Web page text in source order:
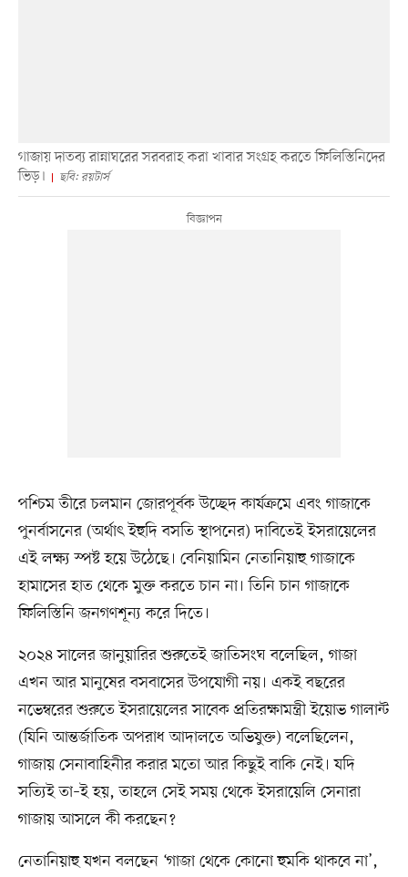
গাজায় দাতব্য রান্নাঘরের সরবরাহ করা খাবার সংগ্রহ করতে ফিলিস্তিনিদের
ভিড়।
ছবি: রয়টার্স
পশ্চিম তীরে চলমান জোরপূর্বক উচ্ছেদ কার্যক্রমে এবং গাজাকে
পুনর্বাসনের (অর্থাৎ ইহুদি বসতি স্থাপনের) দাবিতেই ইসরায়েলের
এই লক্ষ্য স্পষ্ট হয়ে উঠেছে। বেনিয়ামিন নেতানিয়াহু গাজাকে
হামাসের হাত থেকে মুক্ত করতে চান না। তিনি চান গাজাকে
ফিলিস্তিনি জনগণশূন্য করে দিতে।
২০২৪ সালের জানুয়ারির শুরুতেই জাতিসংঘ বলেছিল, গাজা
এখন আর মানুষের বসবাসের উপযোগী নয়। একই বছরের
নভেম্বরের শুরুতে ইসরায়েলের সাবেক প্রতিরক্ষামন্ত্রী ইয়োভ গালান্ট
(যিনি আন্তর্জাতিক অপরাধ আদালতে অভিযুক্ত) বলেছিলেন,
গাজায় সেনাবাহিনীর করার মতো আর কিছুই বাকি নেই। যদি
সত্যিই তা–ই হয়, তাহলে সেই সময় থেকে ইসরায়েলি সেনারা
গাজায় আসলে কী করছেন?
নেতানিয়াহু যখন বলছেন ‘গাজা থেকে কোনো হুমকি থাকবে না’,